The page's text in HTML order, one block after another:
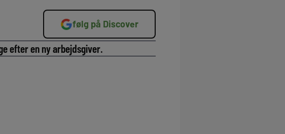
følg på Discover
efter en ny arbejdsgiver.